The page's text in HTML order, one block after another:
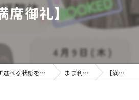
席御礼】
判断軸を言語化し迷わず選べる状態をつくる「株式会社ビジトレ」 まま利楽ブログ 【満席御礼】